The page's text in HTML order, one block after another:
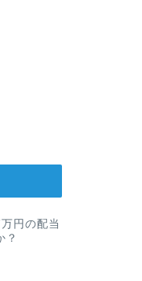
円の配当
？